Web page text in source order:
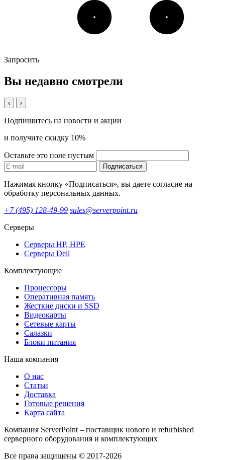
Запросить
Вы недавно смотрели
‹ ›
Подпишитесь на новости и акции
и получите скидку 10%
Оставьте это поле пустым
Подписаться
Нажимая кнопку «Подписаться», вы даете согласие на
обработку персональных данных.
+7 (495) 128-49-99 sales@serverpoint.ru
Серверы
Серверы HP, HPE
Серверы Dell
Комплектующие
Процессоры
Оперативная память
Жесткие диски и SSD
Видеокарты
Сетевые карты
Салазки
Блоки питания
Наша компания
О нас
Статьи
Доставка
Готовые решения
Карта сайта
Компания ServerPoint – поставщик нового и refurbished
серверного оборудования и комплектующих
Все права защищены © 2017-2026